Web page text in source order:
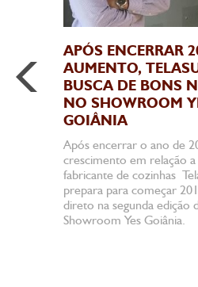
APÓS ENCERRAR
AUMENTO,
BUSCA DE BONS
NO SHOWROOM
GOIÂNIA
Após encerrar o ano de
crescimento em relação a
fabricante de cozinhas
prepara para começar
direto na segunda edição
Showroom Yes Goiânia.